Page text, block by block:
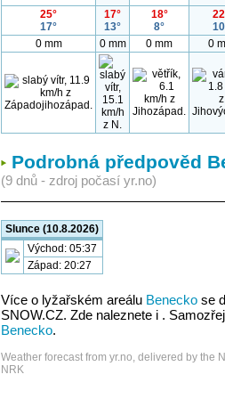
25°
17°
17°
13°
18°
8°
0 mm
0 mm 0 mm 0
Podrobná předpověd
(9 dnů - zdroj počasí yr.no)
Slunce (10.8.2026)
Východ: 05:37
Západ: 20:27
Více o lyžařském areálu Benecko se
SNOW.CZ. Zde naleznete i .
Benecko.
Weather forecast from yr.no, delivered by the
NRK